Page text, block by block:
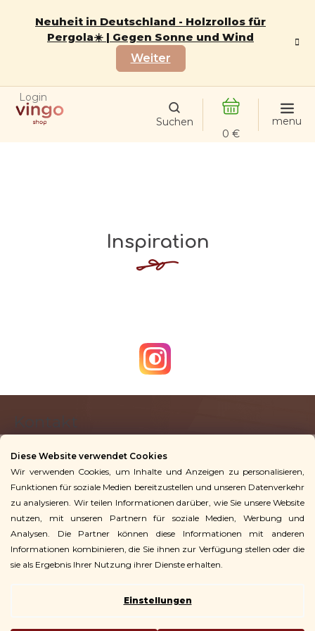
Diese Website verwendet Cookies
Wir verwenden Cookies, um Inhalte und Anzeigen zu personalisieren,
Funktionen für soziale Medien bereitzustellen und unseren Datenverkehr
zu analysieren. Wir teilen Informationen darüber, wie Sie unsere Website
nutzen, mit unseren Partnern für soziale Medien, Werbung und
Analysen. Die Partner können diese Informationen mit anderen
Informationen kombinieren, die Sie ihnen zur Verfügung stellen oder die
sie als Ergebnis Ihrer Nutzung ihrer Dienste erhalten.
Einstellungen
Neuheit in Deutschland - Holzrollos für
Pergola☀️ | Gegen Sonne und Wind
Weiter
Login
WARENKORB
Inspiration
ß
e
Kontakt
info@vingoshop.de
+49 781 9563 3016
Für Kunden